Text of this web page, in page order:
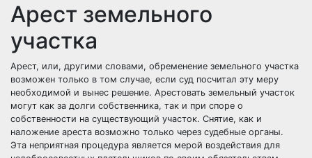
Арест земельного
участка
Арест, или, другими словами, обременение земельного участка
возможен только в том случае, если суд посчитал эту меру
необходимой и вынес решение. Арестовать земельный участок
могут как за долги собственника, так и при споре о
собственности на существующий участок. Снятие, как и
наложение ареста возможно только через судебные органы.
Эта неприятная процедура является мерой воздействия для